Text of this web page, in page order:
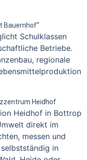
Bauernhof“
Schulklassen
Betriebe.
regionale
Heidhof
Heidhof in Bottrop
direkt im
messen und
in